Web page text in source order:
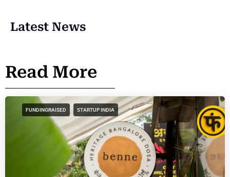
Latest News
Read More
FUNDINGRAISED STARTUP INDIA